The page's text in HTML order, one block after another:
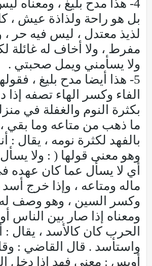
4- هذا مدح بليغ ، ومعناه
بل هو راحة ولذاذة عيش ،
لذيذ معتدل ، ليس فيه حر ،
مفرط ، ولا أخاف له غائلة
ولا يسأمني ويمل صحبتي .
5- هذا أيضا مدح بليغ ،
الفاء وكسر الهاء تصفه إذا
بكثرة النوم والغفلة في
ما ذهب من متاعه وما بقي
بالفهد لكثرة نومه ، يقال :
وهو معنى قولها ( : ولا
أي لا يسأل عما كان عهده
ماله ومتاعه ، وإذا خرج
وكسر السين ، وهو وصف له
ومعناه إذا صار بين الناس
الحرب كان كالأسد ، يقال :
واستأسد . قال القاضي :
أويس : معنى فهد إذا دخل